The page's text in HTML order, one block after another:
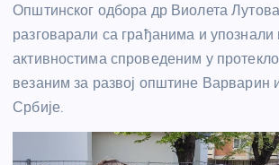
Општинског одбора др Виолета
разговарали са грађанима и упознали
активностима спроведеним у
везаним за развој општине Варварин
Србије.